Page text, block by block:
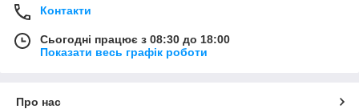
Контакти
Сьогодні працює з 08:30 до 18:00
Показати весь графік роботи
Про нас